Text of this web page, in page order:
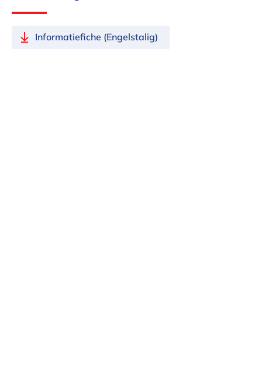
Doordat de lamp werkt op zonne-energie kan je de
lamp gemakkelijk verplaatsen en ben je niet
afhankelijk van de beschikbare stopcontacten.
Informatiefiche (Engelstalig)